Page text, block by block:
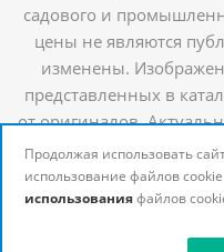
садового и
цены не являются
изменены.
представленных в
от оригиналов.
наличии товаров
Продолжая использовать
использование файлов cookie
использованияфайлов